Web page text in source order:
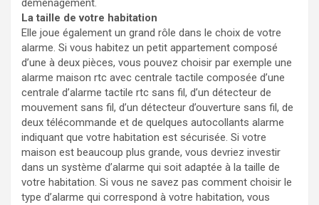
déménagement.
La taille de votre habitation
Elle joue également un grand rôle dans le choix de votre
alarme. Si vous habitez un petit appartement composé
d’une à deux pièces, vous pouvez choisir par exemple une
alarme maison rtc avec centrale tactile composée d’une
centrale d’alarme tactile rtc sans fil, d’un détecteur de
mouvement sans fil, d’un détecteur d’ouverture sans fil, de
deux télécommande et de quelques autocollants alarme
indiquant que votre habitation est sécurisée. Si votre
maison est beaucoup plus grande, vous devriez investir
dans un système d’alarme qui soit adaptée à la taille de
votre habitation. Si vous ne savez pas comment choisir le
type d’alarme qui correspond à votre habitation, vous